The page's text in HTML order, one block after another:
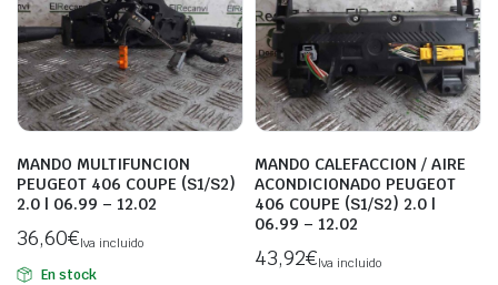
MANDO MULTIFUNCION
PEUGEOT 406 COUPE (S1/S2)
2.0 | 06.99 – 12.02
36,60€Iva incluido
En stock
MANDO CALEFACCION / AIRE
ACONDICIONADO PEUGEOT
406 COUPE (S1/S2) 2.0 |
06.99 – 12.02
43,92€Iva incluido